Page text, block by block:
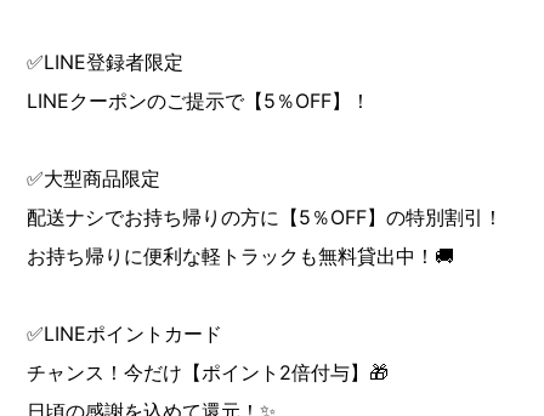
✅LINE登録者限定
LINEクーポンのご提示で【5％OFF】！
✅大型商品限定
配送ナシでお持ち帰りの方に【5％OFF】の特別割引！
お持ち帰りに便利な軽トラックも無料貸出中！🚚
✅LINEポイントカード
チャンス！今だけ【ポイント2倍付与】🎁
日頃の感謝を込めて還元！✨